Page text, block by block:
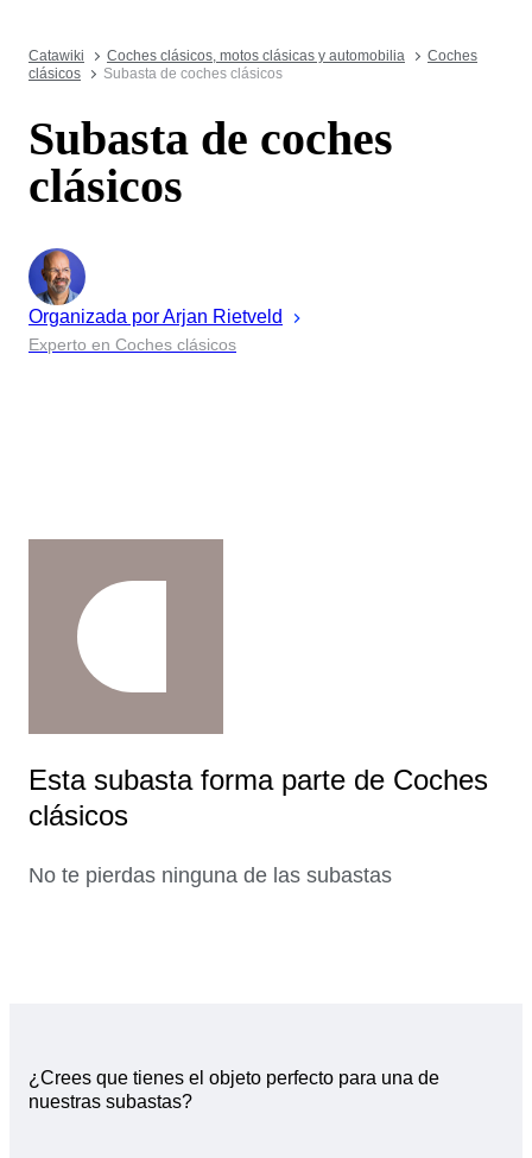
Catawiki Coches clásicos, motos clásicas y automobilia
Coches
clásicos
Subasta de coches clásicos
Subasta de coches
clásicos
Organizada porArjan Rietveld
Experto en Coches clásicos
Esta subasta forma parte de Coches
clásicos
No te pierdas ninguna de las subastas
¿Crees que tienes el objeto perfecto para una de
nuestras subastas?